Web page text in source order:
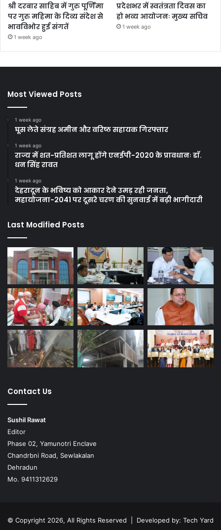
श्री दरबार साहिब में गुरु पूर्णिमा
पर गुरु महिमा के दिव्य संदेश से
भावविभोर हुई संगतें
1 week ago
प्रदेशभर में स्वतंत्रता दिवस का
हो भव्य आयोजनः मुख्य सचिव
1 week ago
Most Viewed Posts
1 week ago
घूस लेते संग्रह अमीन और वरिष्ठ सहायक गिरफ्तार
1 week ago
राज्य में शत-प्रतिशत लागू होंगे एनईपी-2020 के प्रावधानः डाॅ.
धन सिंह रावत
1 week ago
देहरादून के भविष्य को आकार देने उमड़ रही जनता,
महायोजना-2041 पर दूसरे चरण की सुनवाई में बढ़ी भागीदारी
Last Modified Posts
Contact Us
Sushil Rawat
Editor
Phase 02, Yamunotri Enclave
Chandrbni Road, Sewlakalan
Dehradun
Mo. 9411312629
© Copyright 2026, All Rights Reserved | Developed by: Tech Yard